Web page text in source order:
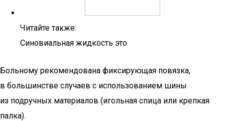
Читайте также:
Синовиальная жидкость это
Больному рекомендована фиксирующая повязка,
в большинстве случаев с использованием шины
из подручных материалов (игольная спица или крепкая
палка).